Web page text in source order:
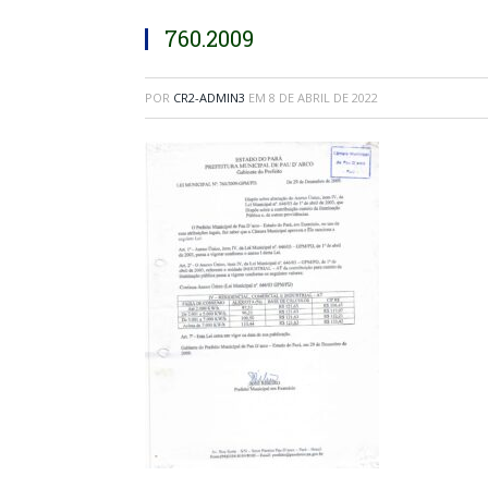
760.2009
POR CR2-ADMIN3 EM 8 DE ABRIL DE 2022